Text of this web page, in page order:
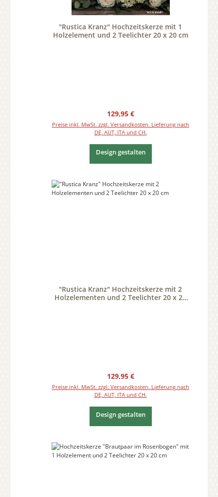
"Rustica Kranz" Hochzeitskerze mit 1
Holzelement und 2 Teelichter 20 x 20 cm
Regulärer Preis:
129,95 €
Preise inkl. MwSt. zzgl. Versandkosten. Lieferung nach
DE, AUT, ITA und CH.
Design gestalten
"Rustica Kranz" Hochzeitskerze mit 2
Holzelementen und 2 Teelichter 20 x 20
Regulärer Preis:
129,95 €
Preise inkl. MwSt. zzgl. Versandkosten. Lieferung nach
DE, AUT, ITA und CH.
Design gestalten